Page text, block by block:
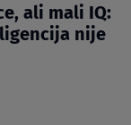
ali mali IQ:
nije